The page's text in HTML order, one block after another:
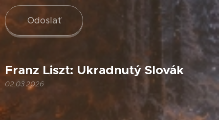
Odoslať
Franz Liszt: Ukradnutý Slovák
02.03.2026